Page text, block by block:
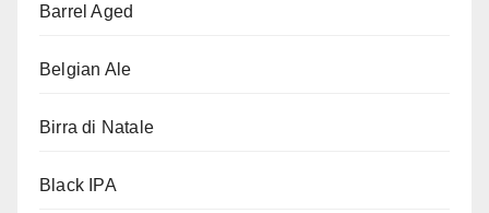
Barrel Aged
Belgian Ale
Birra di Natale
Black IPA